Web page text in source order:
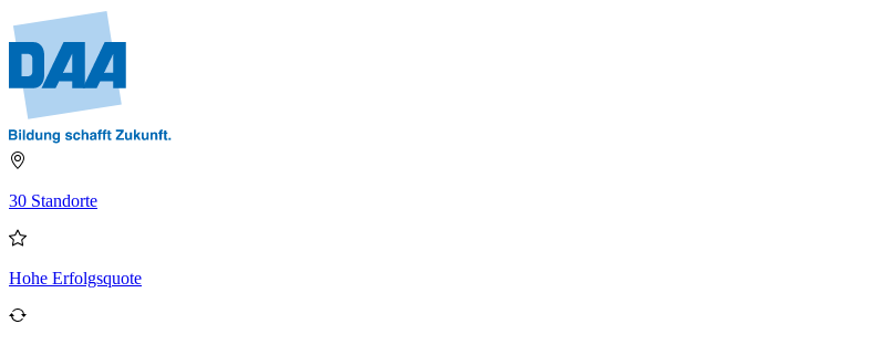
30 Standorte
Hohe Erfolgsquote